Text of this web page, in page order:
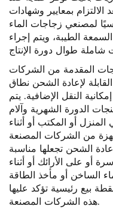
الالتزام بمعايير وشهادات
لمصنعي زجاجات الماء
الطيبة، ويتم إجراء
المقدمة من الشركات
لإعادة الشحن نطاق
النقل الإضافية. يتم
الدورة الشهرية وآلام
أو المكتب أو أثناء
من الشركات المصنعة
الشحن تجعلها مناسبة
أو على الأرائك أو أثناء
الساخن أو مأخذ الطاقة
بيع رئيسية تؤكد عليها
هذه الشركات المصنعة.